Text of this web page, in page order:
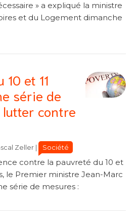
» a expliqué la ministre
et du Logement dimanche
et 11
série de
lutter contre
Zeller Catégories
Catégories
Société
contre la pauvreté du 10 et
le Premier ministre Jean-Marc
série de mesures :